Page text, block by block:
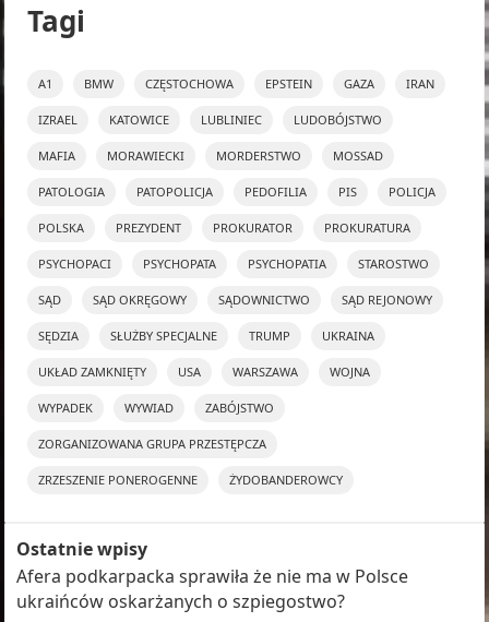
Tagi
A1 BMW CZĘSTOCHOWA EPSTEIN GAZA IRAN
IZRAEL KATOWICE LUBLINIEC LUDOBÓJSTWO
MAFIA MORAWIECKI MORDERSTWO MOSSAD
PATOLOGIA PATOPOLICJA PEDOFILIA PIS POLICJA
POLSKA PREZYDENT PROKURATOR PROKURATURA
PSYCHOPACI PSYCHOPATA PSYCHOPATIA STAROSTWO
SĄD SĄD OKRĘGOWY SĄDOWNICTWO SĄD REJONOWY
SĘDZIA SŁUŻBY SPECJALNE TRUMP UKRAINA
UKŁAD ZAMKNIĘTY USA WARSZAWA WOJNA
WYPADEK WYWIAD ZABÓJSTWO
ZORGANIZOWANA GRUPA PRZESTĘPCZA
ZRZESZENIE PONEROGENNE ŻYDOBANDEROWCY
Ostatnie wpisy
Afera podkarpacka sprawiła że nie ma w Polsce
ukraińców oskarżanych o szpiegostwo?